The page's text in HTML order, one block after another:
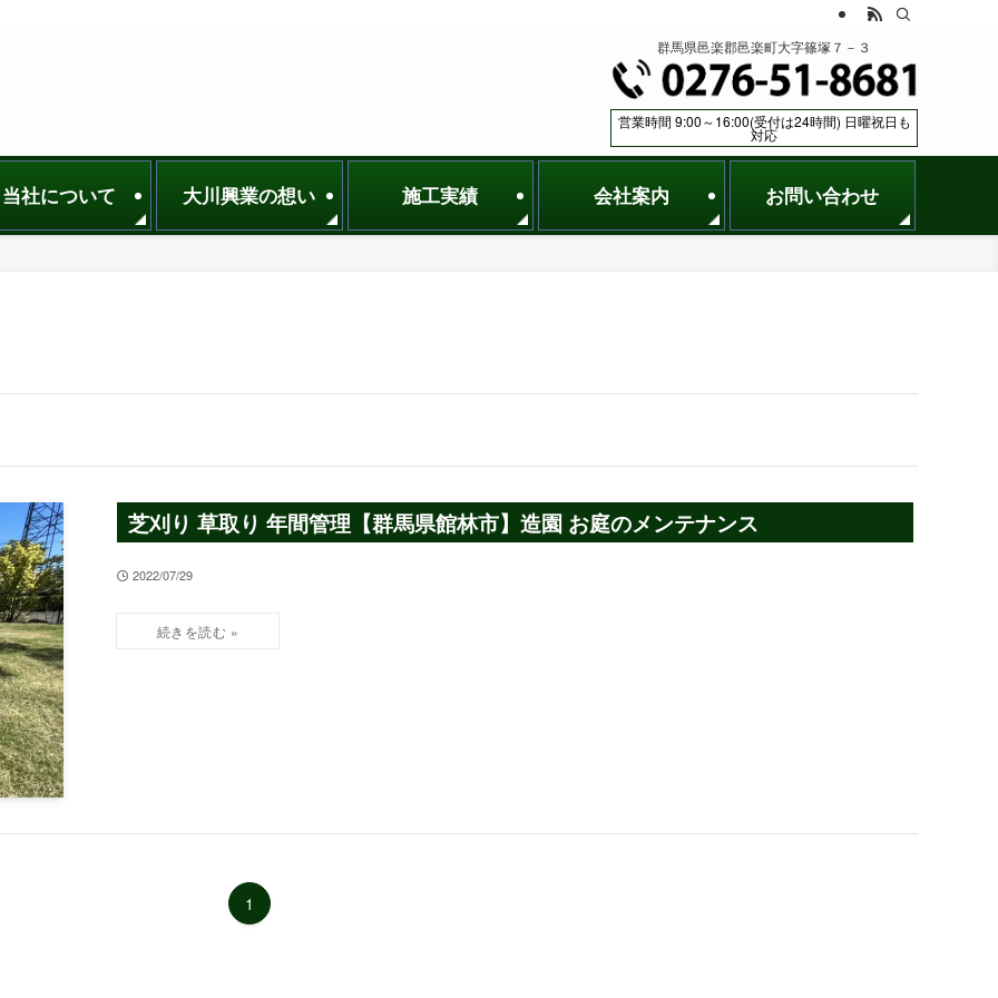
当社について 大川興業の想い 施工実績 会社案内 お問い合わせ
群馬県邑楽郡邑楽町大字篠塚７－３
営業時間 9:00～16:00(受付は24時間) 日曜祝日も
対応
芝刈り 草取り 年間管理【群馬県館林市】造園 お庭のメンテナンス
2022/07/29
1